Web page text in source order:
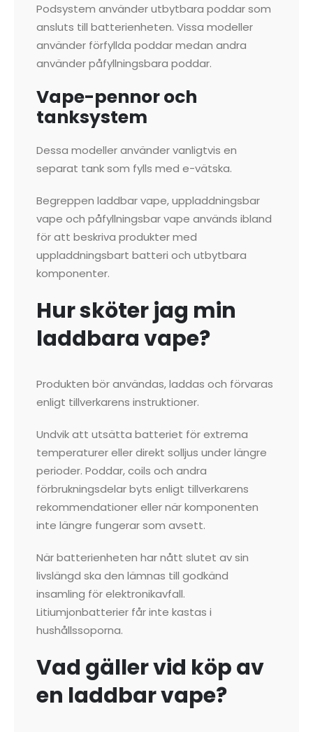
Podsystem använder utbytbara poddar som
ansluts till batterienheten. Vissa modeller
använder förfyllda poddar medan andra
använder påfyllningsbara poddar.
Vape-pennor och
tanksystem
Dessa modeller använder vanligtvis en
separat tank som fylls med e-vätska.
Begreppen laddbar vape, uppladdningsbar
vape och påfyllningsbar vape används ibland
för att beskriva produkter med
uppladdningsbart batteri och utbytbara
komponenter.
Hur sköter jag min
laddbara vape?
Produkten bör användas, laddas och förvaras
enligt tillverkarens instruktioner.
Undvik att utsätta batteriet för extrema
temperaturer eller direkt solljus under längre
perioder. Poddar, coils och andra
förbrukningsdelar byts enligt tillverkarens
rekommendationer eller när komponenten
inte längre fungerar som avsett.
När batterienheten har nått slutet av sin
livslängd ska den lämnas till godkänd
insamling för elektronikavfall.
Litiumjonbatterier får inte kastas i
hushållssoporna.
Vad gäller vid köp av
en laddbar vape?